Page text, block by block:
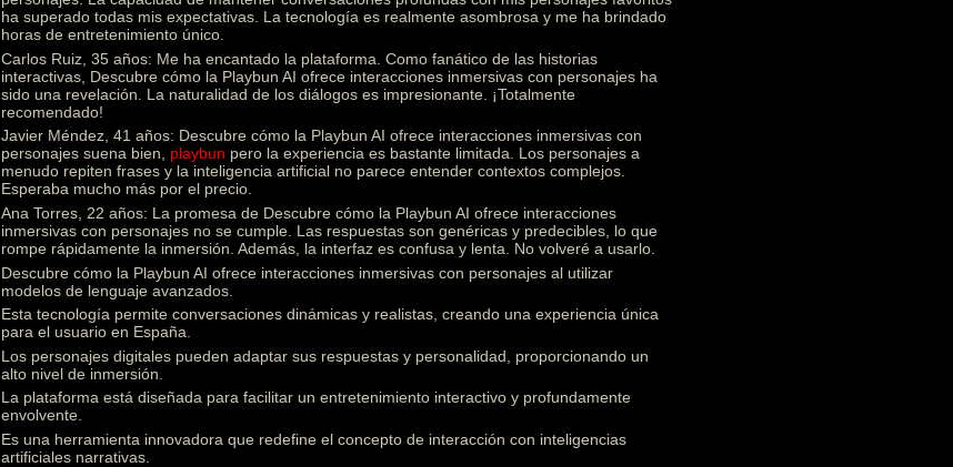
ha superado todas mis expectativas. La tecnología es realmente asombrosa y me ha brindado
horas de entretenimiento único.
Carlos Ruiz, 35 años: Me ha encantado la plataforma. Como fanático de las historias
interactivas, Descubre cómo la Playbun AI ofrece interacciones inmersivas con personajes ha
sido una revelación. La naturalidad de los diálogos es impresionante. ¡Totalmente
recomendado!
Javier Méndez, 41 años: Descubre cómo la Playbun AI ofrece interacciones inmersivas con
personajes suena bien, playbun pero la experiencia es bastante limitada. Los personajes a
menudo repiten frases y la inteligencia artificial no parece entender contextos complejos.
Esperaba mucho más por el precio.
Ana Torres, 22 años: La promesa de Descubre cómo la Playbun AI ofrece interacciones
inmersivas con personajes no se cumple. Las respuestas son genéricas y predecibles, lo que
rompe rápidamente la inmersión. Además, la interfaz es confusa y lenta. No volveré a usarlo.
Descubre cómo la Playbun AI ofrece interacciones inmersivas con personajes al utilizar
modelos de lenguaje avanzados.
Esta tecnología permite conversaciones dinámicas y realistas, creando una experiencia única
para el usuario en España.
Los personajes digitales pueden adaptar sus respuestas y personalidad, proporcionando un
alto nivel de inmersión.
La plataforma está diseñada para facilitar un entretenimiento interactivo y profundamente
envolvente.
Es una herramienta innovadora que redefine el concepto de interacción con inteligencias
artificiales narrativas.